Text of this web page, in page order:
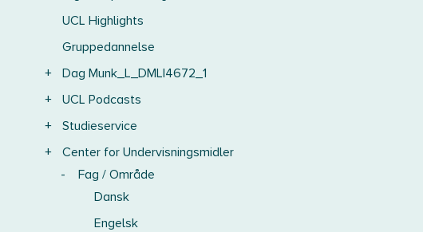
UCL Highlights
Gruppedannelse
+
Dag Munk_L_DMLI4672_1
+
UCL Podcasts
+
Studieservice
+
Center for Undervisningsmidler
-
Fag / Område
Dansk
Engelsk